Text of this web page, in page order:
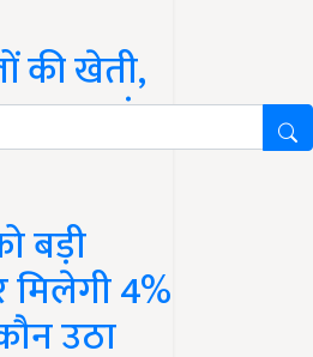
की खेती,
कमाएं
बड़ी
मिलेगी 4%
उठा